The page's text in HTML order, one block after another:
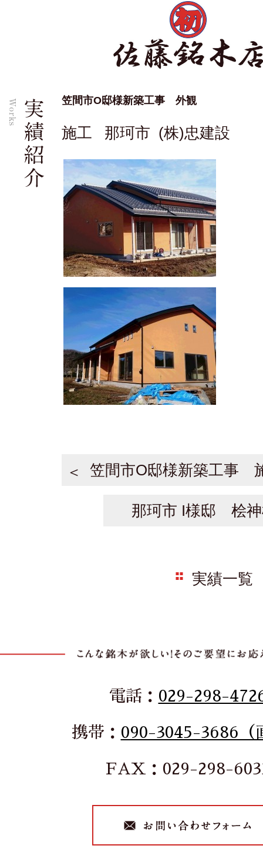
笠間市O邸様新築工事 外観
施工 那珂市 (株)忠建設
笠間市O邸様新築工事
那珂市 I様邸 桧神
実績一覧
電話： 029-298-
携帯： 090-3045-3686（
FAX：029-298-